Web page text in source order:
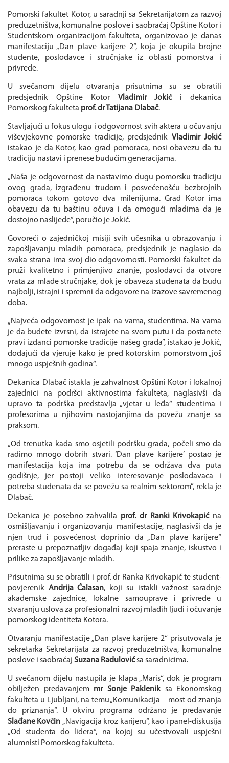
Pomorski fakultet Kotor, u saradnji sa Sekretarijatom za razvoj
preduzetništva, komunalne poslove i saobraćaj Opštine Kotor i
Studentskom organizacijom fakulteta, organizovao je danas
manifestaciju „Dan plave karijere 2“, koja je okupila brojne
studente, poslodavce i stručnjake iz oblasti pomorstva i
privrede.
U svečanom dijelu otvaranja prisutnima su se obratili
predsjednik Opštine Kotor Vladimir Jokići dekanica
Pomorskog fakulteta prof. dr Tatijana Dlabač.
Stavljajući u fokus ulogu i odgovornost svih aktera u očuvanju
viševjekovne pomorske tradicije, predsjednik Vladimir Jokić
istakao je da Kotor, kao grad pomoraca, nosi obavezu da tu
tradiciju nastavi i prenese budućim generacijama.
„Naša je odgovornost da nastavimo dugu pomorsku tradiciju
ovog grada, izgrađenu trudom i posvećenošću bezbrojnih
pomoraca tokom gotovo dva milenijuma. Grad Kotor ima
obavezu da tu baštinu očuva i da omogući mladima da je
dostojno naslijede”, poručio je Jokić.
Govoreći o zajedničkoj misiji svih učesnika u obrazovanju i
zapošljavanju mladih pomoraca, predsjednik je naglasio da
svaka strana ima svoj dio odgovornosti. Pomorski fakultet da
pruži kvalitetno i primjenjivo znanje, poslodavci da otvore
vrata za mlade stručnjake, dok je obaveza studenata da budu
najbolji, istrajni i spremni da odgovore na izazove savremenog
doba.
„Najveća odgovornost je ipak na vama, studentima. Na vama
je da budete izvrsni, da istrajete na svom putu i da postanete
pravi izdanci pomorske tradicije našeg grada”, istakao je Jokić,
dodajući da vjeruje kako je pred kotorskim pomorstvom „još
mnogo uspješnih godina“.
Dekanica Dlabač istakla je zahvalnost Opštini Kotor i lokalnoj
zajednici na podršci aktivnostima fakulteta, naglasivši da
upravo ta podrška predstavlja „vjetar u leđa“ studentima i
profesorima u njihovim nastojanjima da povežu znanje sa
praksom.
„Od trenutka kada smo osjetili podršku grada, počeli smo da
radimo mnogo dobrih stvari. ‘Dan plave karijere’ postao je
manifestacija koja ima potrebu da se održava dva puta
godišnje, jer postoji veliko interesovanje poslodavaca i
potreba studenata da se povežu sa realnim sektorom”, rekla je
Dlabač.
Dekanica je posebno zahvalila prof. dr Ranki Krivokapićna
osmišljavanju i organizovanju manifestacije, naglasivši da je
njen trud i posvećenost doprinio da „Dan plave karijere“
preraste u prepoznatljiv događaj koji spaja znanje, iskustvo i
prilike za zapošljavanje mladih.
Prisutnima su se obratili i prof. dr Ranka Krivokapić te student-
povjerenik Andrija Ćalasan, koji su istakli važnost saradnje
akademske zajednice, lokalne samouprave i privrede u
stvaranju uslova za profesionalni razvoj mladih ljudi i očuvanje
pomorskog identiteta Kotora.
Otvaranju manifestacije „Dan plave karijere 2“ prisutvovala je
sekretarka Sekretarijata za razvoj preduzetništva, komunalne
poslove i saobraćaj Suzana Radulovićsa saradnicima.
U svečanom dijelu nastupila je klapa „Maris“, dok je program
obilježen predavanjem mr Sonje Pakleniksa Ekonomskog
fakulteta u Ljubljani, na temu „Komunikacija – most od znanja
do priznanja“. U okviru programa održano je predavanje
Slađane Kovčin „Navigacija kroz karijeru“, kao i panel-diskusija
„Od studenta do lidera“, na kojoj su učestvovali uspješni
alumnisti Pomorskog fakulteta.